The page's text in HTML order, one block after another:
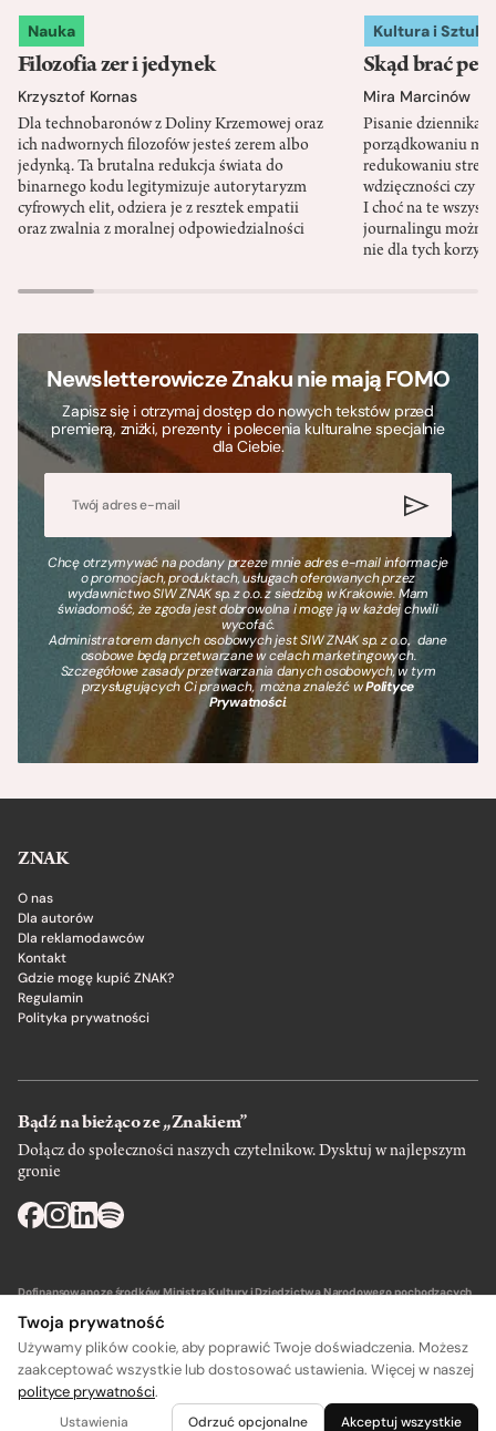
Nauka
Filozofia zer i jedynek
Krzysztof Kornas
Dla technobaronów z Doliny Krzemowej oraz
ich nadwornych filozofów jesteś zerem albo
jedynką. Ta brutalna redukcja świata do
binarnego kodu legitymizuje autorytaryzm
cyfrowych elit, odziera je z resztek empatii
oraz zwalnia z moralnej odpowiedzialności
Kultura i Sztuka
Skąd brać
Mira Marcinów
Pisanie dziennika
porządkowaniu
redukowaniu
wdzięczności czy
I choć na te
journalingu można
nie dla tych
Newsletterowicze Znaku nie mają FOMO
Zapisz się i otrzymaj dostęp do nowych tekstów przed
premierą, zniżki, prezenty i polecenia kulturalne specjalnie
dla Ciebie.
Chcę otrzymywać na podany przeze mnie adres e-mail informacje
o promocjach, produktach, usługach oferowanych przez
wydawnictwo SIW ZNAK sp. z o.o. z siedzibą w Krakowie. Mam
świadomość, że zgoda jest dobrowolna i mogę ją w każdej chwili
wycofać.
Administratorem danych osobowych jest SIW ZNAK sp. z o.o., dane
osobowe będą przetwarzane w celach marketingowych.
Szczegółowe zasady przetwarzania danych osobowych, w tym
przysługujących Ci prawach, można znaleźć wPolityce
Prywatności.
ZNAK
O nas
Dla autorów
Dla reklamodawców
Kontakt
Gdzie mogę kupić ZNAK?
Regulamin
Polityka prywatności
Bądź na bieżąco ze „Znakiem”
Dołącz do społeczności naszych czytelnikow. Dysktuj w najlepszym
gronie
Dofinansowano ze środków Ministra Kultury i Dziedzictwa Narodowego pochodzących
Wydawca: SIW Znak w Krakowie
Twoja prywatność
Używamy plików cookie, aby poprawić Twoje doświadczenia. Możesz
zaakceptować wszystkie lub dostosować ustawienia. Więcej w naszej
polityce prywatności.
Ustawienia Odrzuć opcjonalne Akceptuj wszystkie